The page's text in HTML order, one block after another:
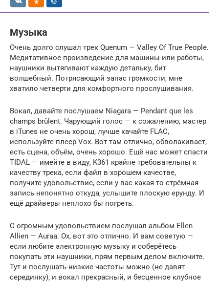
Музыка
Очень долго слушал трек Quenum — Valley Of True People.
Медитативное произведение для машины или работы,
наушники вытягивают каждую детальку, бит
волшебный. Потрясающий запас громкости, мне
хватило четверти для комфортного прослушивания.
Вокал, давайте послушаем Niagara — Pendant que les
champs brûlent. Чарующий голос — к сожалению, мастер
в iTunes не очень хорош, лучше качайте FLAC,
используйте плеер Vox. Вот там отлично, обволакивает,
есть сцена, объём, очень хорошо. Ещё нас может спасти
TIDAL — имейте в виду, K361 крайне требовательны к
качеству трека, если файл в хорошем качестве,
получите удовольствие, если у вас какая-то стрёмная
запись непонятно откуда, услышите плоскую ерунду. И
ещё драйверы неплохо бы погреть.
С огромным удовольствием послушал альбом Ellen
Allien — Auraa. Ох, вот это отлично. И вам советую —
если любите электронную музыку и соберётесь
покупать эти наушники, прям первым делом включите.
Тут и послушать низкие частоты можно (не давят
серединку), и вокал прекрасный, и бесценное клубное